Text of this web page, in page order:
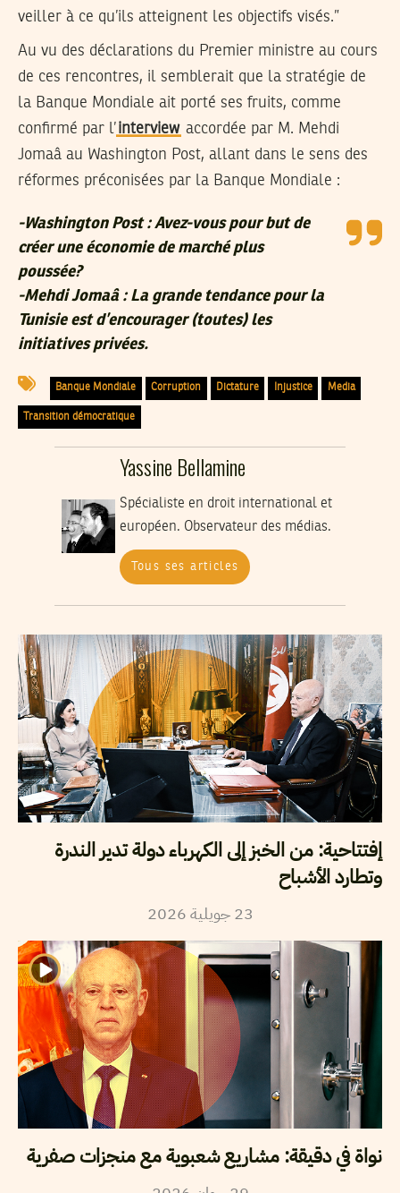
veiller à ce qu’ils atteignent les objectifs visés.”
Au vu des déclarations du Premier ministre au cours
de ces rencontres, il semblerait que la stratégie de
la Banque Mondiale ait porté ses fruits, comme
confirmé par l’interview accordée par M. Mehdi
Jomaâ au Washington Post, allant dans le sens des
réformes préconisées par la Banque Mondiale :
-Washington Post: Avez-vous pour but de
créer une économie de marché plus
poussée?
-Mehdi Jomaâ : La grande tendance pour la
Tunisie est d’encourager (toutes) les
initiatives privées.
Banque Mondiale Corruption Dictature Injustice Media
Transition démocratique
Yassine Bellamine
Spécialiste en droit international et
européen. Observateur des médias.
Tous ses articles
إفتتاحية: من الخبز إلى الكهرباء دولة تدير الندرة
وتطارد الأشباح
23 جويلية2026
نواة في دقيقة: مشاريع شعبوية مع منجزات صفرية